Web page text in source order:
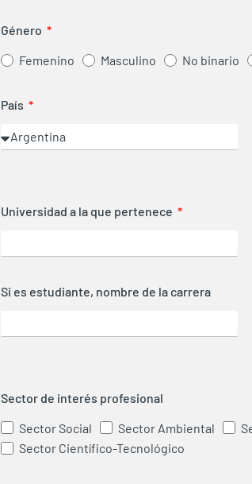
Género
Femenino
Masculino No binario
País
Universidad a la que pertenece
Si es estudiante, nombre de la carrera
Sector de interés profesional
Sector Social
Sector Ambiental
Sector Científico-Tecnológico